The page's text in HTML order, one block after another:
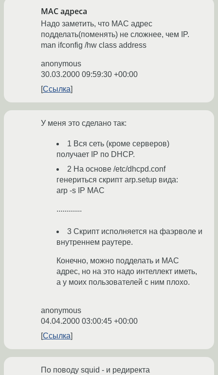
MAC адреса
Надо заметить, что MAC адрес
подделать(поменять) не сложнее, чем IP.
man ifconfig /hw class address
anonymous
30.03.2000 09:59:30 +00:00
Ссылка
У меня это сделано так:
1 Вся сеть (кроме серверов)
получает IP по DHCP.
2 На основе /etc/dhcpd.conf
генериться скрипт arp.setup вида:
arp -s IP MAC
.............
3 Скрипт исполняется на фаэрволе и
внутреннем раутере.
Конечно, можно подделать и МАС
адрес, но на это надо интеллект иметь,
а у моих пользователей с ним плохо.
anonymous
04.04.2000 03:00:45 +00:00
Ссылка
По поводу squid - и редиректа